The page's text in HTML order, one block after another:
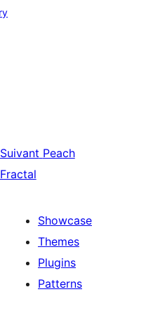
Suivant Peach
Fractal
Showcase
Themes
Plugins
Patterns